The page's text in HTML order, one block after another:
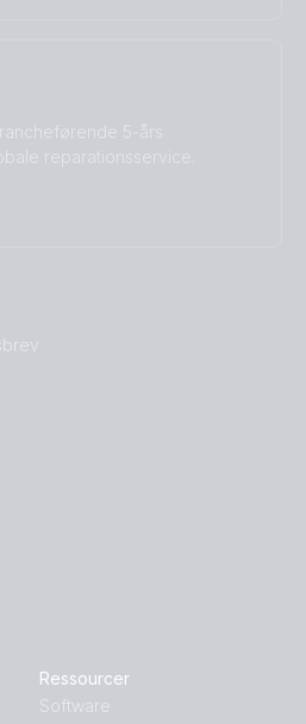
5-års
reparationsservice.
Ressourcer
Software